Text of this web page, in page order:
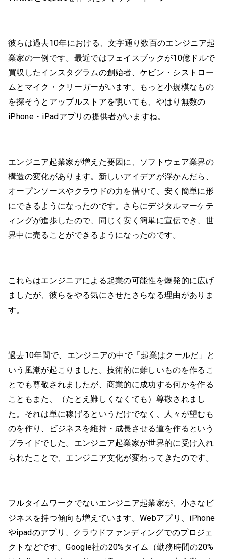
彼らは過去10年における、文字通り数百のエンジニア起
業家の一例です。最近ではフェイスブックが10億ドルで
買収したインスタグラムの創始者、ケビン・シストロー
ムとマイク・クリーガーがいます。もっと小規模なもの
を探そうとアップルストアを覗いても、やはり無数の
iPhone・iPadアプリの提供者がいますね。
エンジニア起業家が増えた要因に、ソフトウェア業界の
構造の変化があります。新しいアイデアが浮かんだら、
オープンソースやクラウドの力を借りて、安く簡単に形
にできるようになったのです。さらにデジタルマーケテ
ィングが進歩したので、同じく安く簡単に宣伝でき、世
界中に売ることができるようになったのです。
これらはエンジニアによる起業の可能性を爆発的に広げ
ましたが、彼らをやる気にさせたさらなる理由がありま
す。
過去10年間で、エンジニアの中で「起業はクールだ」と
いう風潮が起こりました。技術的に難しいものを作るこ
とでも尊敬されましたが、商業的に成功する何かを作る
こともまた、（たとえ難しくなくても）尊敬されまし
た。それは単に稼げるというだけでなく、人々が望むも
のを作り、ビジネスを維持・成長させる道を作るという
プライドでした。エンジニア起業家が世界的に受け入れ
られたことで、エンジニア文化が変わってきたのです。
フルタイムワークでないエンジニア起業家が、小さなビ
ジネスを持つ傾向も増えています。Webアプリ、iPhone
やipadのアプリ、クラウドファンディングでのプロジェ
クトなどです。Google社の20%タイム（勤務時間の20%